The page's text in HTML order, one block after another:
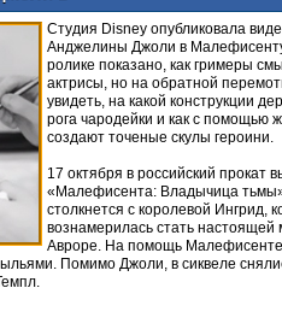
Студия Disney опубликовала
Анджелины Джоли в
ролике показано, как гримеры
актрисы, но на обратной
увидеть, на какой конструкции
рога чародейки и как с помощью
создают точеные скулы героини.
17 октября в российский прокат
«Малефисента: Владычица
столкнется с королевой Ингрид,
вознамерилась стать
Авроре. На помощь
Помимо Джоли, в сиквеле